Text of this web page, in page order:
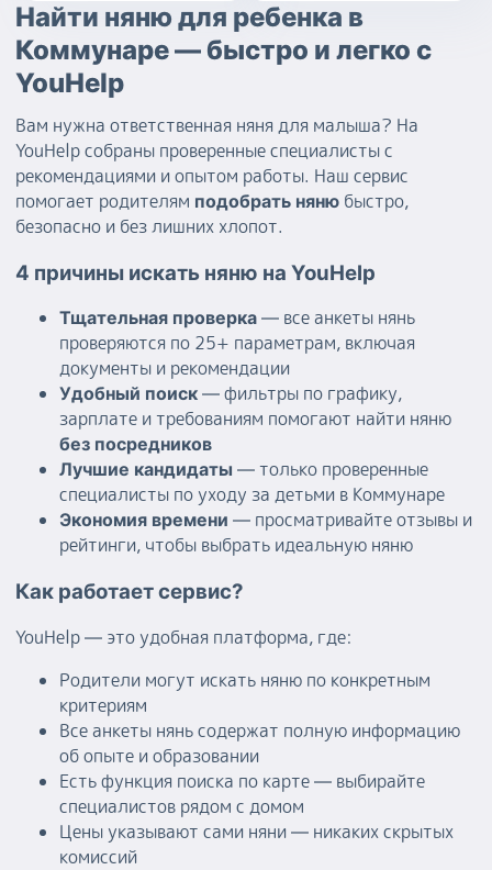
Найти няню для ребенка в
Коммунаре — быстро и легко с
YouHelp
Вам нужна ответственная няня для малыша? На
YouHelp собраны проверенные специалисты с
рекомендациями и опытом работы. Наш сервис
помогает родителям подобрать няню быстро,
безопасно и без лишних хлопот.
4 причины искать няню на YouHelp
Тщательная проверка — все анкеты нянь
проверяются по 25+ параметрам, включая
документы и рекомендации
Удобный поиск — фильтры по графику,
зарплате и требованиям помогают найти няню
без посредников
Лучшие кандидаты — только проверенные
специалисты по уходу за детьми в Коммунаре
Экономия времени — просматривайте отзывы и
рейтинги, чтобы выбрать идеальную няню
Как работает сервис?
YouHelp — это удобная платформа, где:
Родители могут искать няню по конкретным
критериям
Все анкеты нянь содержат полную информацию
об опыте и образовании
Есть функция поиска по карте — выбирайте
специалистов рядом с домом
Цены указывают сами няни — никаких скрытых
комиссий